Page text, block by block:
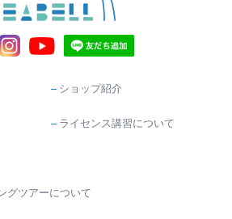
ショップ紹介
ライセンス講習について
グツアーについて